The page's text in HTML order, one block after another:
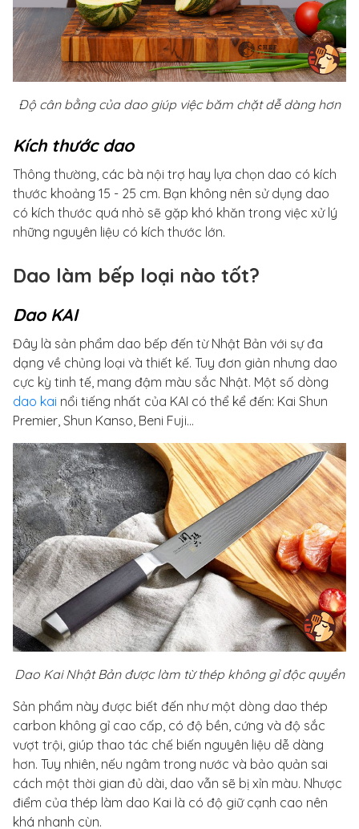
Độ cân bằng của dao giúp việc băm chặt dễ dàng hơn
Kích thước dao
Thông thường, các bà nội trợ hay lựa chọn dao có kích
thước khoảng 15 - 25 cm. Bạn không nên sử dụng dao
có kích thước quá nhỏ sẽ gặp khó khăn trong việc xử lý
những nguyên liệu có kích thước lớn.
Dao làm bếp loại nào tốt?
Dao KAI
Đây là sản phẩm dao bếp đến từ Nhật Bản với sự đa
dạng về chủng loại và thiết kế. Tuy đơn giản nhưng dao
cực kỳ tinh tế, mang đậm màu sắc Nhật. Một số dòng
dao kai nổi tiếng nhất của KAI có thể kể đến: Kai Shun
Premier, Shun Kanso, Beni Fuji…
Dao Kai Nhật Bản được làm từ thép không gỉ độc quyền
Sản phẩm này được biết đến như một dòng dao thép
carbon không gỉ cao cấp, có độ bền, cứng và độ sắc
vượt trội, giúp thao tác chế biến nguyên liệu dễ dàng
hơn. Tuy nhiên, nếu ngâm trong nước và bảo quản sai
cách một thời gian đủ dài, dao vẫn sẽ bị xỉn màu. Nhược
điểm của thép làm dao Kai là có độ giữ cạnh cao nên
khá nhanh cùn.